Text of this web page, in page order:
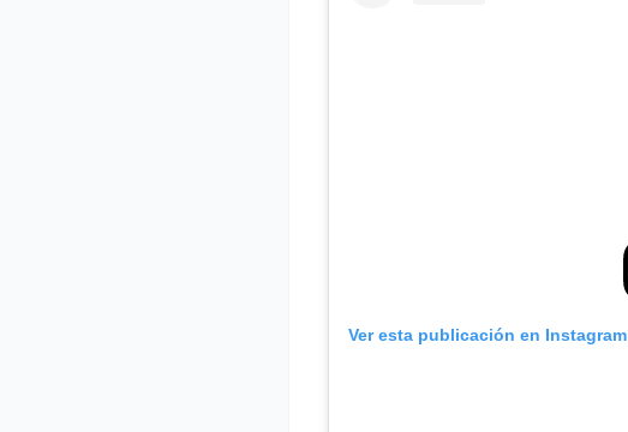
Ver esta publicación en Instagram